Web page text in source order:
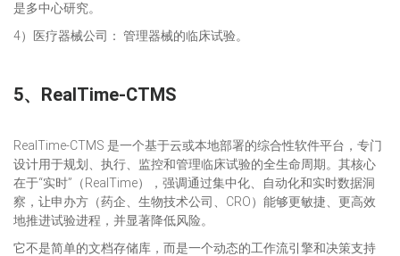
是多中心研究。
4）医疗器械公司： 管理器械的临床试验。
5、 RealTime-CTMS
RealTime-CTMS 是一个基于云或本地部署的综合性软件平台，专门
设计用于规划、执行、监控和管理临床试验的全生命周期。其核心
在于“实时”（RealTime），强调通过集中化、自动化和实时数据洞
察，让申办方（药企、生物技术公司、CRO）能够更敏捷、更高效
地推进试验进程，并显著降低风险。
它不是简单的文档存储库，而是一个动态的工作流引擎和决策支持